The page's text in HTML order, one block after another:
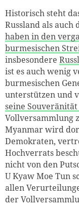
Historisch steht
Russland als auch
haben in den
burmesischen
insbesondere
ist es auch wenig
burmesischen
unterstützen und
seine
Vollversammlung
Myanmar wird
Demokraten,
Hochverrats
nicht von den
U Kyaw Moe Tun
allen
der